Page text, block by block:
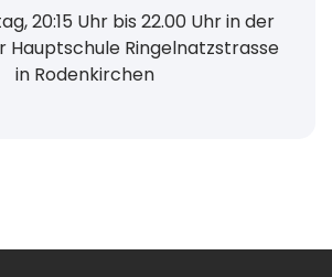
20:15 Uhr bis 22.00 Uhr in der
Hauptschule Ringelnatzstrasse
in Rodenkirchen